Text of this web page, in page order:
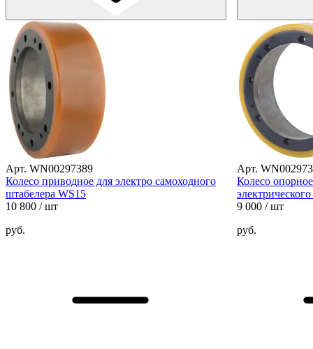
Арт. WN00297389
Колесо приводное для электро самоходного
штабелера WS15
10 800 / шт
руб.
Арт.
Колесо
9 000 / шт
руб.